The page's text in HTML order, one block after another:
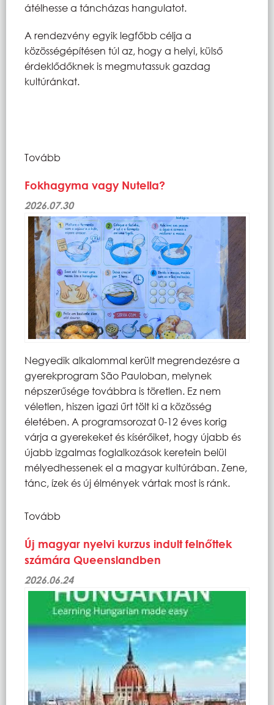
átélhesse a táncházas hangulatot.
A rendezvény egyik legfőbb célja a
közösségépítésen túl az, hogy a helyi, külső
érdeklődőknek is megmutassuk gazdag
kultúránkat.
Tovább
Fokhagyma vagy Nutella?
2026.07.30
Negyedik alkalommal került megrendezésre a
gyerekprogram São Pauloban, melynek
népszerűsége továbbra is töretlen. Ez nem
véletlen, hiszen igazi űrt tölt ki a közösség
életében. A programsorozat 0-12 éves korig
várja a gyerekeket és kísérőiket, hogy újabb és
újabb izgalmas foglalkozások keretein belül
mélyedhessenek el a magyar kultúrában. Zene,
tánc, ízek és új élmények vártak most is ránk.
Tovább
Új magyar nyelvi kurzus indult felnőttek
számára Queenslandben
2026.06.24